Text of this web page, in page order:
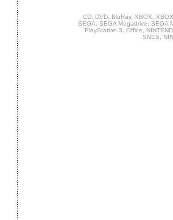
CD, DVD, BluRay, XBOX,
SEGA, SEGA Megadrive, SEGA
PlayStation 3, Office,
SNES,